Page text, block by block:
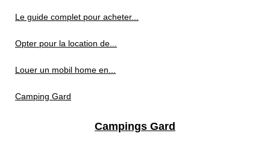
Le guide complet pour acheter...
Opter pour la location de...
Louer un mobil home en...
Camping Gard
Campings Gard